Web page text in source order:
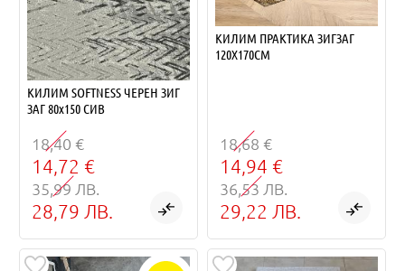
КИЛИМ SOFTNESS ЧЕРЕН ЗИГ
ЗАГ 80х150 СИВ
18,40 €
14,72 €
35,99 ЛВ.
28,79 ЛВ.
КИЛИМ ПРАКТИКА ЗИГЗАГ
120Х170СМ
18,68 €
14,94 €
36,53 ЛВ.
29,22 ЛВ.